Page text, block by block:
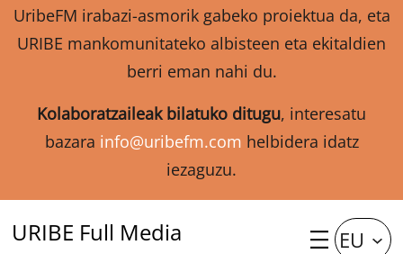
UribeFM irabazi-asmorik gabeko proiektua da, eta
URIBE mankomunitateko albisteen eta ekitaldien
berri eman nahi du.
Kolaboratzaileak bilatuko ditugu, interesatu
bazara info@uribefm.com helbidera idatz
iezaguzu.
URIBE Full Media EU